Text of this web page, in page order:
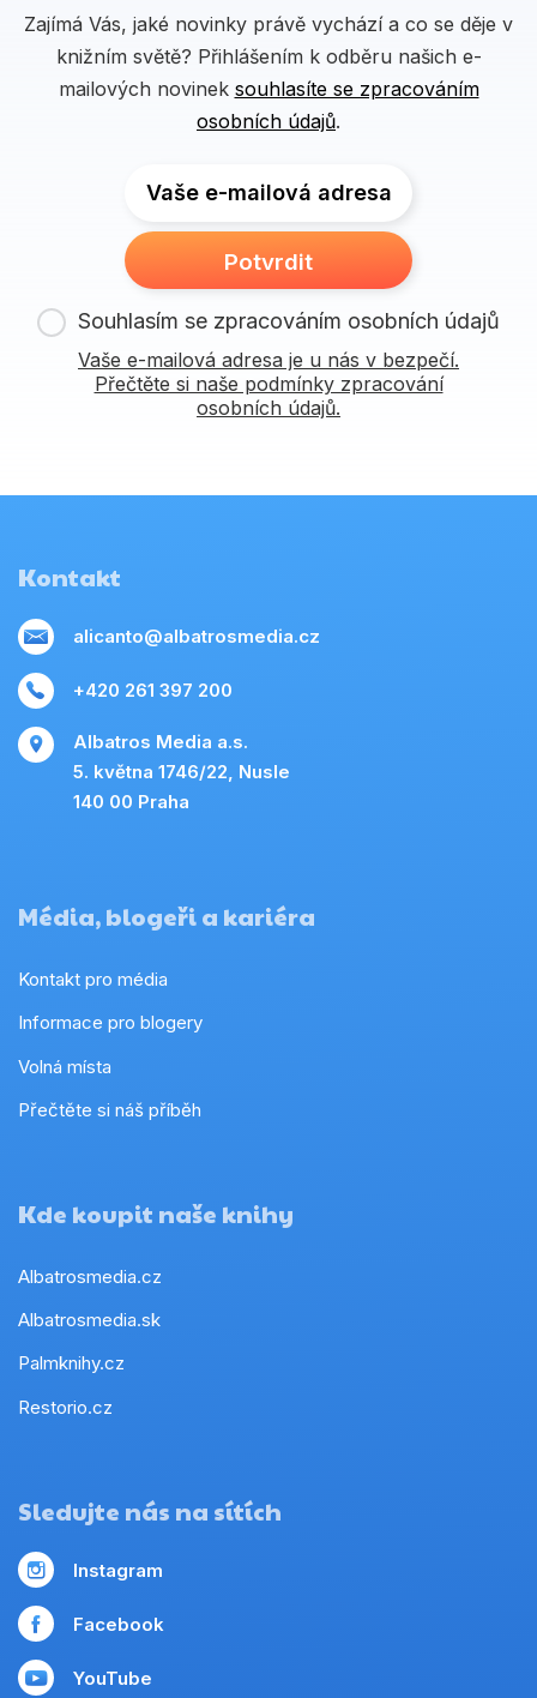
Zajímá Vás, jaké novinky právě vychází a co se děje v
knižním světě? Přihlášením k odběru našich e-
mailových novinek souhlasíte se zpracováním
osobních údajů.
Vaše e-mailová adresa
Potvrdit
Souhlasím se zpracováním osobních údajů
Vaše e-mailová adresa je u nás v bezpečí.
Přečtěte si naše podmínky zpracování
osobních údajů.
Kontakt
alicanto@albatrosmedia.cz
+420 261 397 200
Albatros Media a.s.
5. května 1746/22, Nusle
140 00 Praha
Média, blogeři a kariéra
Kontakt pro média
Informace pro blogery
Volná místa
Přečtěte si náš příběh
Kde koupit naše knihy
Albatrosmedia.cz
Albatrosmedia.sk
Palmknihy.cz
Restorio.cz
Sledujte nás na sítích
Instagram
Facebook
YouTube